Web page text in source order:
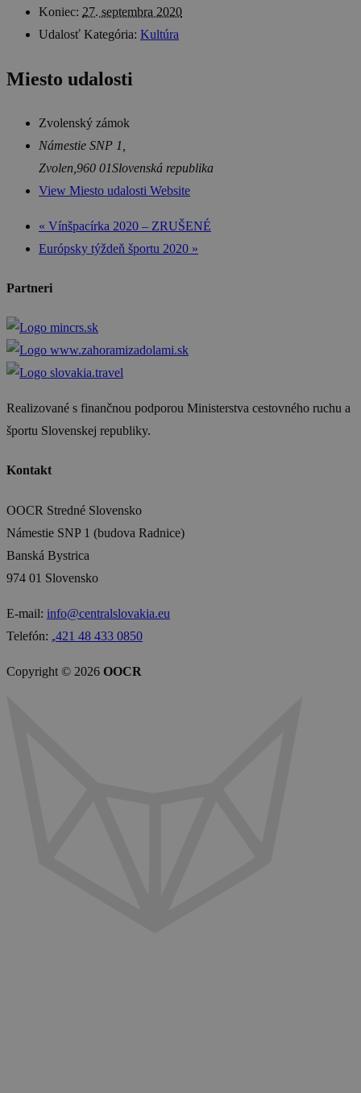
Koniec: 27. septembra 2020
Udalosť Kategória: Kultúra
Miesto udalosti
Zvolenský zámok
Námestie SNP 1,
Zvolen 960 01Slovenská republika
View Miesto udalosti Website
« Vínšpacírka 2020 – ZRUŠENÉ
Európsky týždeň športu 2020 »
Partneri
Realizované s finančnou podporou Ministerstva cestovného ruchu a
športu Slovenskej republiky.
Kontakt
OOCR Stredné Slovensko
Námestie SNP 1 (budova Radnice)
Banská Bystrica
974 01 Slovensko
E-mail: info@centralslovakia.eu
Telefón: ₊421 48 433 0850
Copyright © 2026 OOCR